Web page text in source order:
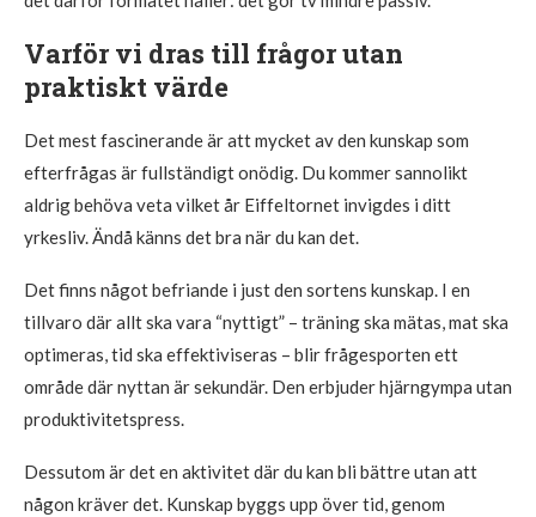
Varför vi dras till frågor utan
praktiskt värde
Det mest fascinerande är att mycket av den kunskap som
efterfrågas är fullständigt onödig. Du kommer sannolikt
aldrig behöva veta vilket år Eiffeltornet invigdes i ditt
yrkesliv. Ändå känns det bra när du kan det.
Det finns något befriande i just den sortens kunskap. I en
tillvaro där allt ska vara “nyttigt” – träning ska mätas, mat ska
optimeras, tid ska effektiviseras – blir frågesporten ett
område där nyttan är sekundär. Den erbjuder hjärngympa utan
produktivitetspress.
Dessutom är det en aktivitet där du kan bli bättre utan att
någon kräver det. Kunskap byggs upp över tid, genom